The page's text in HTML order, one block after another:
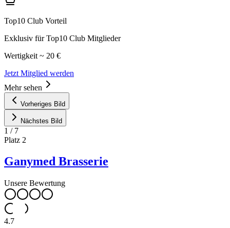
Top10 Club Vorteil
Exklusiv für Top10 Club Mitglieder
Wertigkeit ~ 20 €
Jetzt Mitglied werden
Mehr sehen
Vorheriges Bild
Nächstes Bild
1 / 7
Platz 2
Ganymed Brasserie
Unsere Bewertung
4.7